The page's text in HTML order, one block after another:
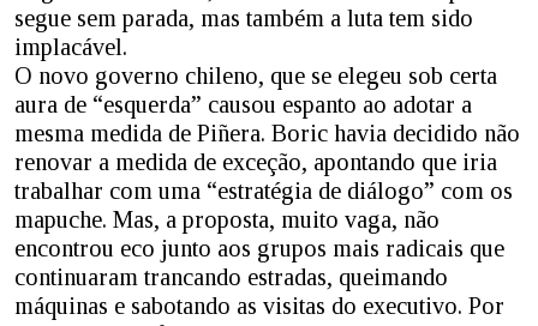
segue sem parada, mas também a luta tem sido
implacável.
O novo governo chileno, que se elegeu sob certa
aura de “esquerda” causou espanto ao adotar a
mesma medida de Piñera. Boric havia decidido não
renovar a medida de exceção, apontando que iria
trabalhar com uma “estratégia de diálogo” com os
mapuche. Mas, a proposta, muito vaga, não
encontrou eco junto aos grupos mais radicais que
continuaram trancando estradas, queimando
máquinas e sabotando as visitas do executivo. Por